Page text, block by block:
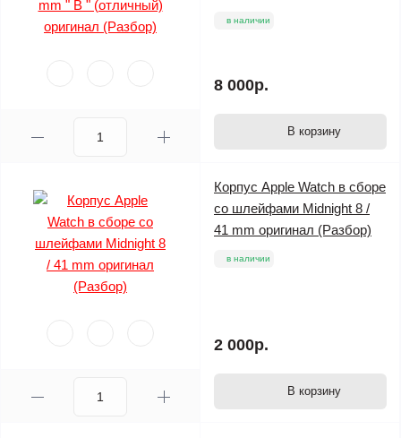
в наличии
8 000р.
В корзину
Корпус Apple Watch в сборе
со шлейфами Midnight 8 /
41 mm оригинал (Разбор)
в наличии
2 000р.
В корзину